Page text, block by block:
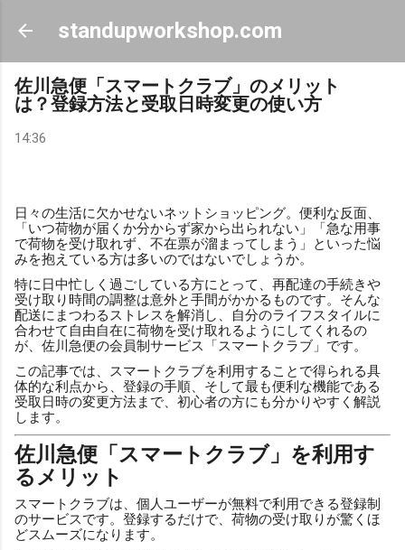
スキップしてメイン コンテンツに移動
standupworkshop.com
佐川急便「スマートクラブ」のメリット
は？登録方法と受取日時変更の使い方
14:36
日々の生活に欠かせないネットショッピング。便利な反面、
「いつ荷物が届くか分からず家から出られない」「急な用事
で荷物を受け取れず、不在票が溜まってしまう」といった悩
みを抱えている方は多いのではないでしょうか。
特に日中忙しく過ごしている方にとって、再配達の手続きや
受け取り時間の調整は意外と手間がかかるものです。そんな
配送にまつわるストレスを解消し、自分のライフスタイルに
合わせて自由自在に荷物を受け取れるようにしてくれるの
が、佐川急便の会員制サービス「スマートクラブ」です。
この記事では、スマートクラブを利用することで得られる具
体的な利点から、登録の手順、そして最も便利な機能である
受取日時の変更方法まで、初心者の方にも分かりやすく解説
します。
佐川急便「スマートクラブ」を利用す
るメリット
スマートクラブは、個人ユーザーが無料で利用できる登録制
のサービスです。登録するだけで、荷物の受け取りが驚くほ
どスムーズになります。